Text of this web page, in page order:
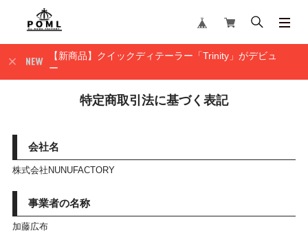
【新商品】クイックディテーラー「Trinity」がデビュ
ー
特定商取引法に基づく表記
会社名
株式会社NUNUFACTORY
事業者の名称
加藤広布